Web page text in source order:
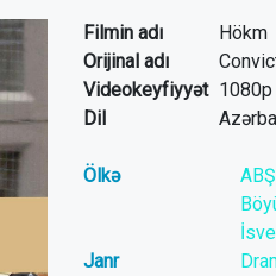
Filmin adı
Hökm
Orijinal adı
Videokeyfiyyət 1080p
Dil
Ölkə
ABŞ
Janr